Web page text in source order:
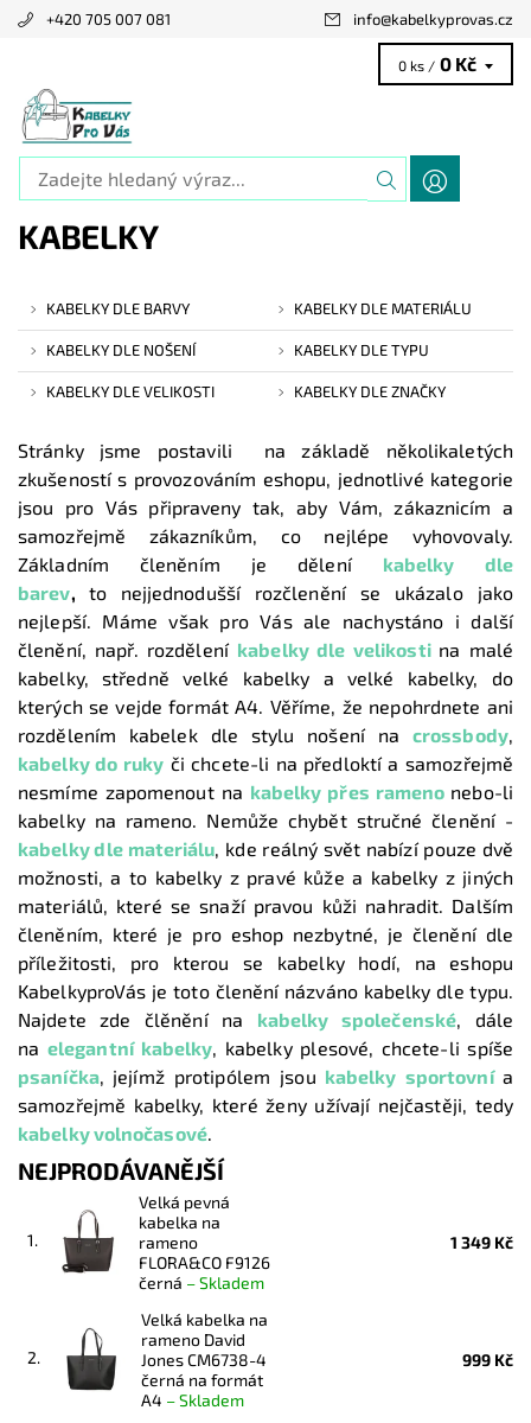
+420 705 007 081 info@kabelkyprovas.cz
0 ks / 0 Kč
KABELKY
KABELKY DLE BARVY KABELKY DLE MATERIÁLU
KABELKY DLE NOŠENÍ KABELKY DLE TYPU
KABELKY DLE VELIKOSTI KABELKY DLE ZNAČKY
Stránky jsme postavili na základě několikaletých
zkušeností s provozováním eshopu, jednotlivé kategorie
jsou pro Vás připraveny tak, aby Vám, zákaznicím a
samozřejmě zákazníkům, co nejlépe vyhovovaly.
Základním členěním je dělení kabelky dle
barev, to nejjednodušší rozčlenění se ukázalo jako
nejlepší. Máme však pro Vás ale nachystáno i další
členění, např. rozdělení kabelky dle velikosti na malé
kabelky, středně velké kabelky a velké kabelky, do
kterých se vejde formát A4. Věříme, že nepohrdnete ani
rozdělením kabelek dle stylu nošení na crossbody,
kabelky do ruky či chcete-li na předloktí a samozřejmě
nesmíme zapomenout na kabelky přes rameno nebo-li
kabelky na rameno. Nemůže chybět stručné členění -
kabelky dle materiálu, kde reálný svět nabízí pouze dvě
možnosti, a to kabelky z pravé kůže a kabelky z jiných
materiálů, které se snaží pravou kůži nahradit. Dalším
členěním, které je pro eshop nezbytné, je členění dle
příležitosti, pro kterou se kabelky hodí, na eshopu
KabelkyproVás je toto členění názváno kabelky dle typu.
Najdete zde člěnění na kabelky společenské, dále
na elegantní kabelky, kabelky plesové, chcete-li spíše
psaníčka, jejímž protipólem jsou kabelky sportovní a
samozřejmě kabelky, které ženy užívají nejčastěji, tedy
kabelky volnočasové.
NEJPRODÁVANĚJŠÍ
1.
Velká pevná
kabelka na
rameno
FLORA&CO F9126
černá –Skladem
1 349 Kč
2.
Velká kabelka na
rameno David
Jones CM6738-4
černá na formát
A4 –Skladem
999 Kč